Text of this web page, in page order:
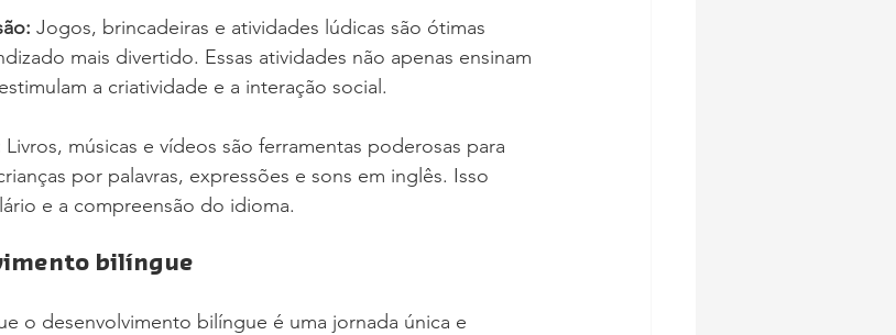
Jogos, brincadeiras e atividades lúdicas são ótimas
mais divertido. Essas atividades não apenas ensinam
a criatividade e a interação social.
Livros, músicas e vídeos são ferramentas poderosas para
por palavras, expressões e sons em inglês. Isso
e a compreensão do idioma.
bilíngue
o desenvolvimento bilíngue é uma jornada única e